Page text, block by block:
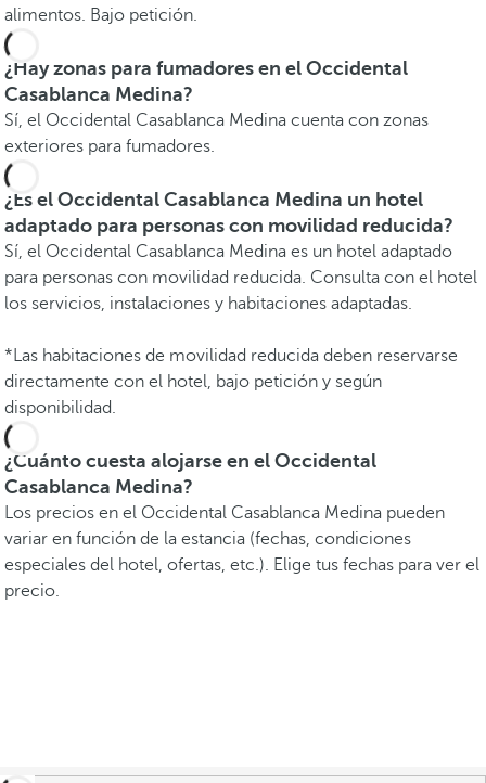
alimentos. Bajo petición.
¿Hay zonas para fumadores en el Occidental
Casablanca Medina?
Sí, el Occidental Casablanca Medina cuenta con zonas
exteriores para fumadores.
¿Es el Occidental Casablanca Medina un hotel
adaptado para personas con movilidad reducida?
Sí, el Occidental Casablanca Medina es un hotel adaptado
para personas con movilidad reducida. Consulta con el hotel
los servicios, instalaciones y habitaciones adaptadas.
*Las habitaciones de movilidad reducida deben reservarse
directamente con el hotel, bajo petición y según
disponibilidad.
¿Cuánto cuesta alojarse en el Occidental
Casablanca Medina?
Los precios en el Occidental Casablanca Medina pueden
variar en función de la estancia (fechas, condiciones
especiales del hotel, ofertas, etc.). Elige tus fechas para ver el
precio.